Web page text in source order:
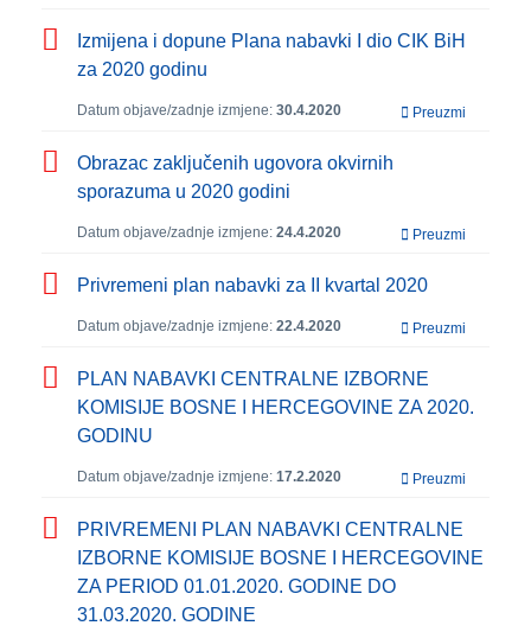
Izmijena i dopune Plana nabavki I dio CIK BiH
za 2020 godinu
Datum objave/zadnje izmjene: 30.4.2020 Preuzmi
Obrazac zaključenih ugovora okvirnih
sporazuma u 2020 godini
Datum objave/zadnje izmjene: 24.4.2020 Preuzmi
Privremeni plan nabavki za II kvartal 2020
Datum objave/zadnje izmjene: 22.4.2020 Preuzmi
PLAN NABAVKI CENTRALNE IZBORNE
KOMISIJE BOSNE I HERCEGOVINE ZA 2020.
GODINU
Datum objave/zadnje izmjene: 17.2.2020 Preuzmi
PRIVREMENI PLAN NABAVKI CENTRALNE
IZBORNE KOMISIJE BOSNE I HERCEGOVINE
ZA PERIOD 01.01.2020. GODINE DO
31.03.2020. GODINE